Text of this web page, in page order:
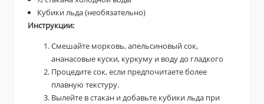
Кубики льда (необязательно)
Инструкции:
Смешайте морковь, апельсиновый сок,
ананасовые куски, куркуму и воду до гладкого
Процедите сок, если предпочитаете более
плавную текстуру.
Вылейте в стакан и добавьте кубики льда при